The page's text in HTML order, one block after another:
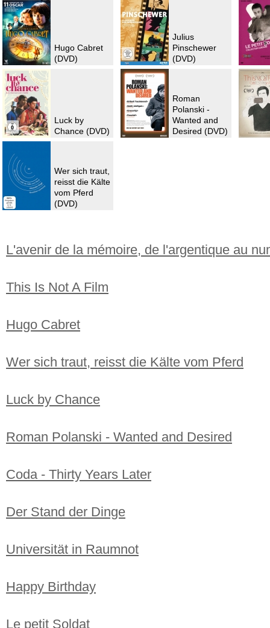
Hugo Cabret
(DVD)
Julius
Pinschewer
(DVD)
Luck by
Chance (DVD)
Roman
Polanski -
Wanted and
Desired (DVD)
Wer sich traut,
reisst die Kälte
vom Pferd
(DVD)
L'avenir de la mémoire, de l'argentique au
This Is Not A Film
Hugo Cabret
Wer sich traut, reisst die Kälte vom Pferd
Luck by Chance
Roman Polanski - Wanted and Desired
Coda - Thirty Years Later
Der Stand der Dinge
Universität in Raumnot
Happy Birthday
Le petit Soldat